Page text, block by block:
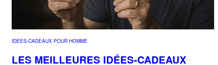
IDEES-CADEAUX POUR HOMME
LES MEILLEURES IDÉES-CADEAUX